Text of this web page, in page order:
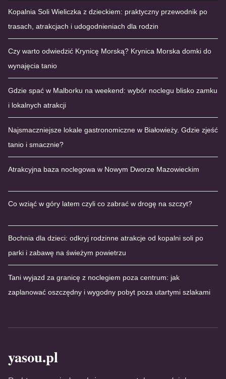
Kopalnia Soli Wieliczka z dzieckiem: praktyczny przewodnik po
trasach, atrakcjach i udogodnieniach dla rodzin
Czy warto odwiedzić Krynicę Morską? Krynica Morska domki do
wynajęcia tanio
Gdzie spać w Malborku na weekend: wybór noclegu blisko zamku
i lokalnych atrakcji
Najsmaczniejsze lokale gastronomiczne w Białowieży. Gdzie zjeść
tanio i smacznie?
Atrakcyjna baza noclegowa w Nowym Dworze Mazowieckim
Co wziąć w góry latem czyli co zabrać w drogę na szczyt?
Bochnia dla dzieci: odkryj rodzinne atrakcje od kopalni soli po
parki i zabawę na świeżym powietrzu
Tani wyjazd za granicę z noclegiem poza centrum: jak
zaplanować oszczędny i wygodny pobyt poza utartymi szlakami
yasou.pl